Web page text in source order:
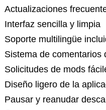
Actualizaciones
Interfaz sencilla y limpia
Soporte multilingüe
Sistema de comentarios
Solicitudes de mods
Diseño ligero de la
Pausar y reanudar